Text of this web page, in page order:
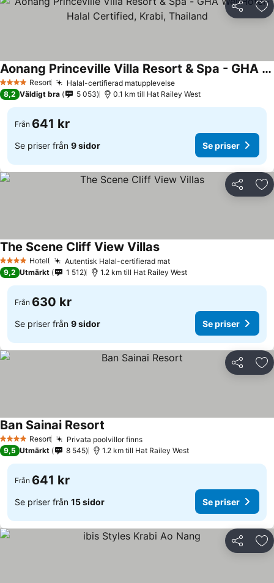
Dela
4 StjärnorResort Halal-certifierad matupplevelseSe priser
Aonang Princeville Villa Resort & Spa - GHA WellHotel-Halal Certified, Krabi, Thailand
Se priser
8,2 Väldigt bra 5 053 0.1 km till Hat Railey West
Från 641 kr
Se priser från 9 sidor Se priser
Dela
4 StjärnorHotell Autentisk Halal-certifierad matSe priser
The Scene Cliff View VillasSe priser
9,2 Utmärkt 1 512 1.2 km till Hat Railey West
Från 630 kr
Se priser från 9 sidor Se priser
Dela
4 StjärnorResort Privata poolvillor finnsSe priser
Ban Sainai Resort
9,5 Utmärkt 8 545 1.2 km till Hat Railey West
Från 641 kr
Se priser från 15 sidor Se priser
Dela